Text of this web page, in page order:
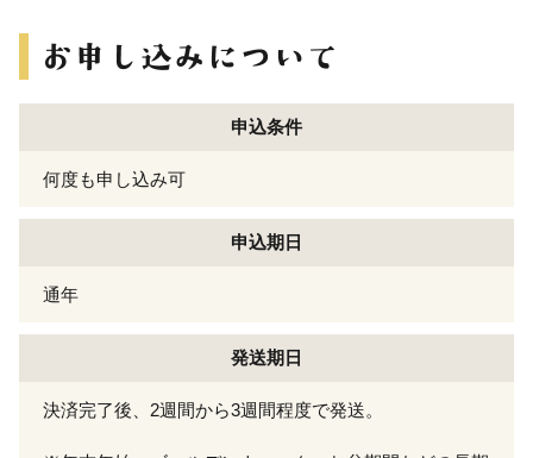
申込条件
何度も申し込み可
申込期日
通年
発送期日
決済完了後、2週間から3週間程度で発送。